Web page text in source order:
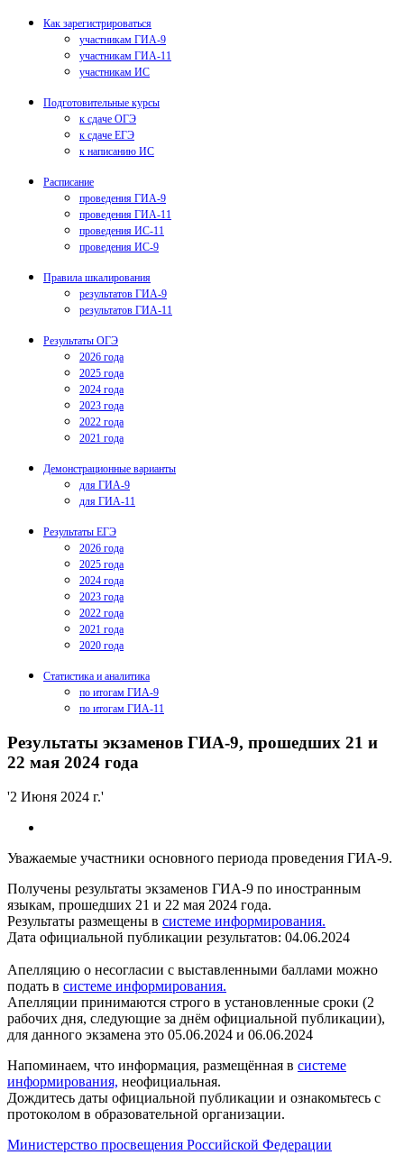
Как зарегистрироваться
участникам ГИА-9
участникам ГИА-11
участникам ИС
Подготовительные курсы
к сдаче ОГЭ
к сдаче ЕГЭ
к написанию ИС
Расписание
проведения ГИА-9
проведения ГИА-11
проведения ИС-11
проведения ИС-9
Правила шкалирования
результатов ГИА-9
результатов ГИА-11
Результаты ОГЭ
2026 года
2025 года
2024 года
2023 года
2022 года
2021 года
Демонстрационные варианты
для ГИА-9
для ГИА-11
Результаты ЕГЭ
2026 года
2025 года
2024 года
2023 года
2022 года
2021 года
2020 года
Статистика и аналитика
по итогам ГИА-9
по итогам ГИА-11
Результаты экзаменов ГИА-9, прошедших 21 и
22 мая 2024 года
'2 Июня 2024 г.'
Уважаемые участники основного периода проведения ГИА-9.
Получены результаты экзаменов ГИА-9 по иностранным
языкам, прошедших 21 и 22 мая 2024 года.
Результаты размещены в системе информирования.
Дата официальной публикации результатов: 04.06.2024
Апелляцию о несогласии с выставленными баллами можно
подать в системе информирования.
Апелляции принимаются строго в установленные сроки (2
рабочих дня, следующие за днём официальной публикации),
для данного экзамена это 05.06.2024 и 06.06.2024
Напоминаем, что информация, размещённая в системе
информирования, неофициальная.
Дождитесь даты официальной публикации и ознакомьтесь с
протоколом в образовательной организации.
Министерство просвещения Российской Федерации